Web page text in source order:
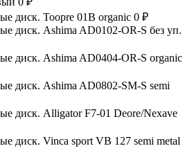
диск. Toopre 01B organic 0 ₽
диск. Ashima AD0102-OR-S без уп.
диск. Ashima AD0404-OR-S organic
диск. Ashima AD0802-SM-S semi
диск. Alligator F7-01 Deore/Nexave
диск. Vinca sport VB 127 semi metal